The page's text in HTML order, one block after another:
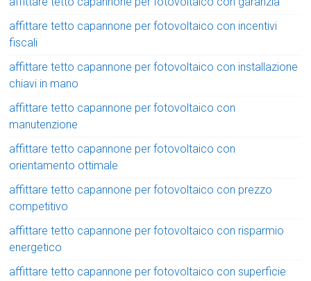
affittare tetto capannone per fotovoltaico con incentivi
fiscali
affittare tetto capannone per fotovoltaico con installazione
chiavi in mano
affittare tetto capannone per fotovoltaico con
manutenzione
affittare tetto capannone per fotovoltaico con
orientamento ottimale
affittare tetto capannone per fotovoltaico con prezzo
competitivo
affittare tetto capannone per fotovoltaico con risparmio
energetico
affittare tetto capannone per fotovoltaico con superficie